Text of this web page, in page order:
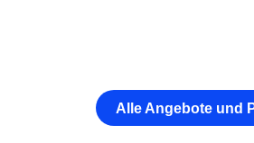
Alle Angebote und